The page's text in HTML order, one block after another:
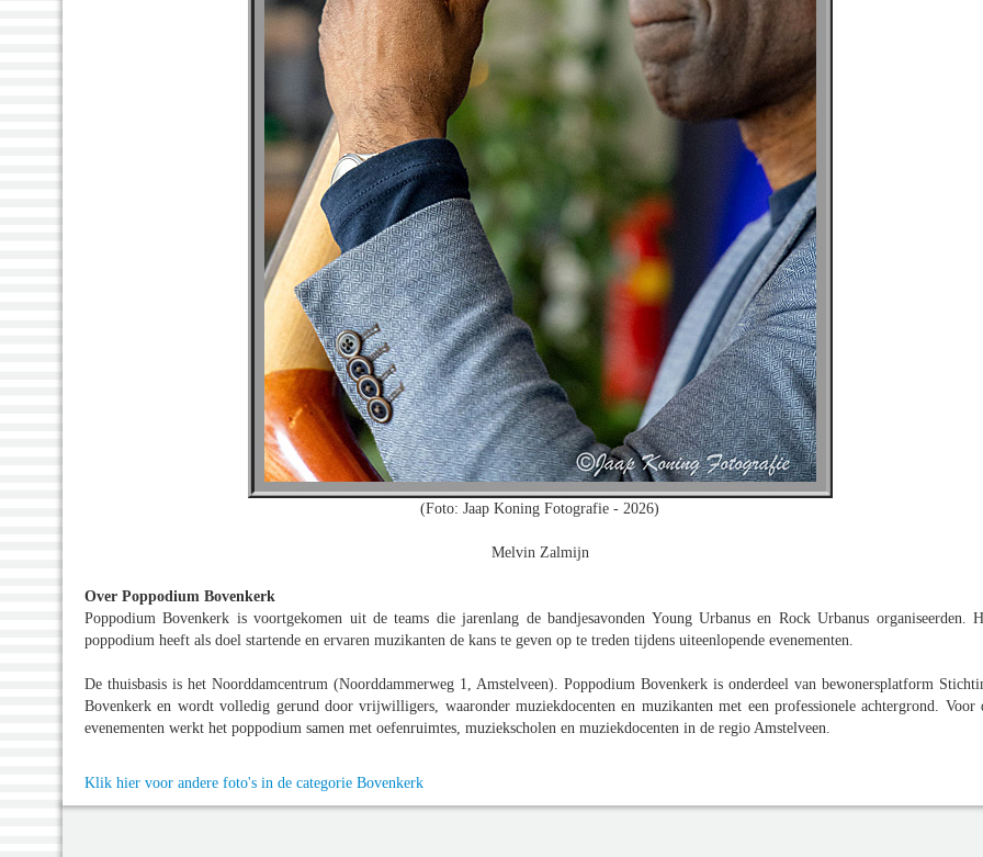
(Foto: Jaap Koning Fotografie - 2026)
Melvin Zalmijn
Over Poppodium Bovenkerk
Poppodium Bovenkerk is voortgekomen uit de teams die jarenlang de bandjesavonden Young Urbanus en Rock Urbanus organiseerden.
poppodium heeft als doel startende en ervaren muzikanten de kans te geven op te treden tijdens uiteenlopende evenementen.
De thuisbasis is het Noorddamcentrum (Noorddammerweg 1, Amstelveen). Poppodium Bovenkerk is onderdeel van bewonersplatform
Bovenkerk en wordt volledig gerund door vrijwilligers, waaronder muziekdocenten en muzikanten met een professionele achtergrond. Voor
evenementen werkt het poppodium samen met oefenruimtes, muziekscholen en muziekdocenten in de regio Amstelveen.
Klik hier voor andere foto's in de categorie Bovenkerk